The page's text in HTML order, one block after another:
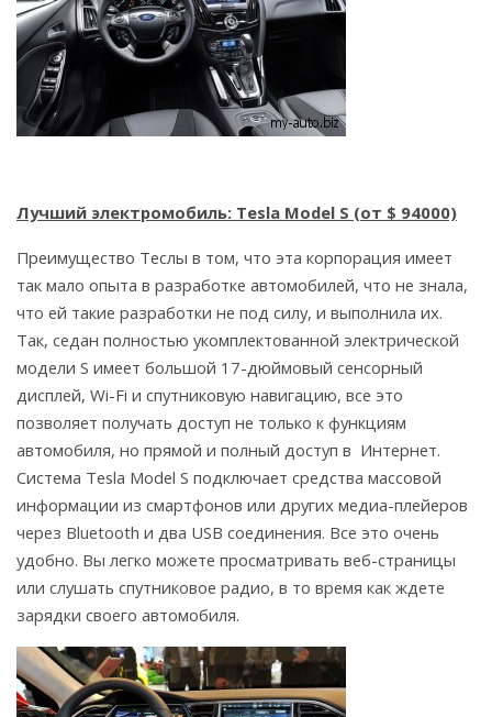
Лучший электромобиль: Tesla Model S (от $ 94000)
Преимущество Теслы в том, что эта корпорация имеет
так мало опыта в разработке автомобилей, что не знала,
что ей такие разработки не под силу, и выполнила их.
Так, седан полностью укомплектованной электрической
модели S имеет большой 17-дюймовый сенсорный
дисплей, Wi-Fi и спутниковую навигацию, все это
позволяет получать доступ не только к функциям
автомобиля, но прямой и полный доступ в Интернет.
Система Tesla Model S подключает средства массовой
информации из смартфонов или других медиа-плейеров
через Bluetooth и два USB соединения. Все это очень
удобно. Вы легко можете просматривать веб-страницы
или слушать спутниковое радио, в то время как ждете
зарядки своего автомобиля.